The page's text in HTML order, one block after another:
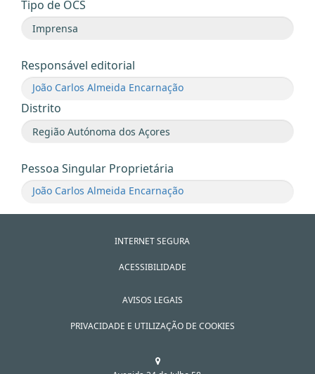
Tipo de OCS
Responsável editorial
João Carlos Almeida Encarnação
Distrito
Pessoa Singular Proprietária
João Carlos Almeida Encarnação
INTERNET SEGURA
ACESSIBILIDADE
AVISOS LEGAIS
PRIVACIDADE E UTILIZAÇÃO DE COOKIES